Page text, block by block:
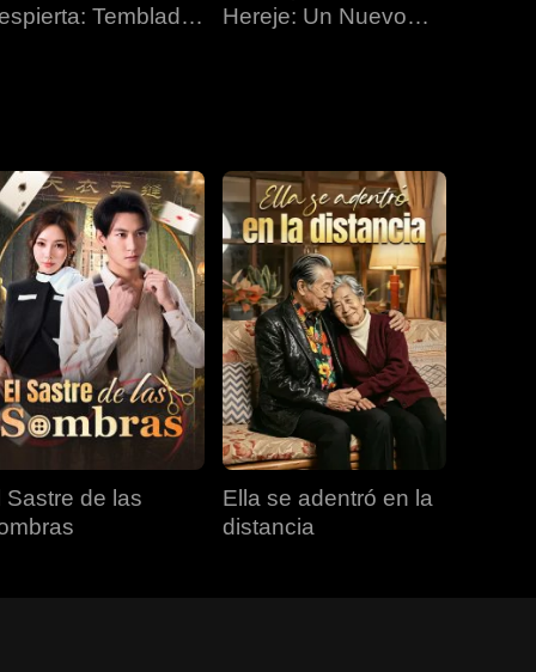
Temblad
Hereje: Un Nuevo
Sastre de las
Ella se adentró en la
distancia